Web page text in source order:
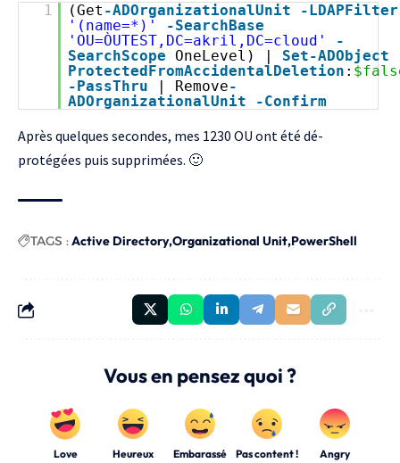
1 (Get -ADOrganizationalUnit
-LDAPFilter
'(name=*)'
-SearchBase
'OU=ÒUTEST,DC=akril,DC=cloud'
-
SearchScope
OneLevel) | Set-ADObject
ProtectedFromAccidentalDeletion :
-PassThru
| Remove-
ADOrganizationalUnit
-Confirm
Après quelques secondes, mes 1230 OU ont été dé-
protégées puis supprimées. 🙂
TAGS :Active Directory Organizational Unit PowerShell
Vous en pensez quoi ?
Love Heureux Embarassé Pas content ! Angry